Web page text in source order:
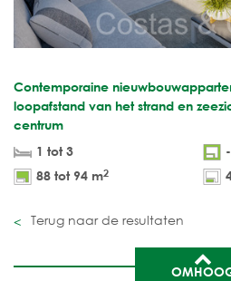
Contemporaine
loopafstand van het strand en
centrum
1 tot 3
-
88 tot 94 m2
Terug naar de resultaten